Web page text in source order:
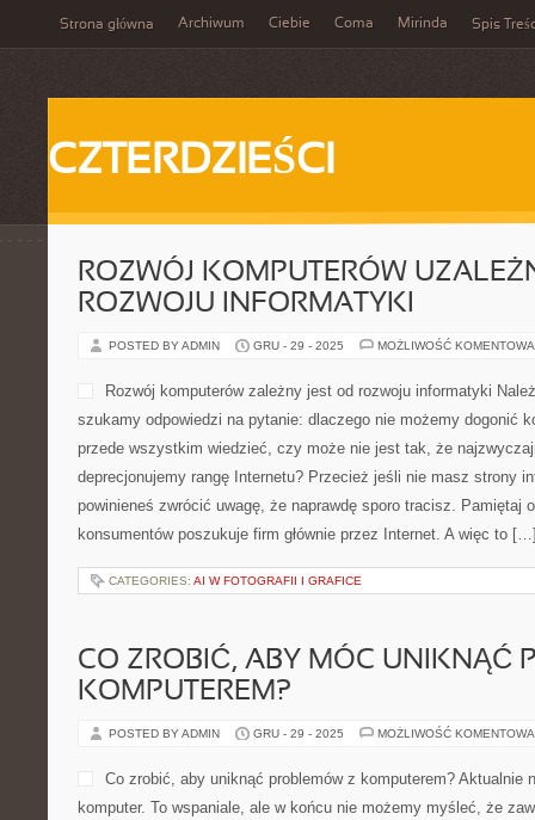
Strona główna Archiwum Ciebie Coma Mirinda Spis
CZTERDZIEŚCI
ROZWÓJ KOMPUTERÓW
ROZWOJU INFORMATYKI
POSTED BY ADMIN GRU - 29 - 2025 MOŻLIWOŚĆ
Rozwój komputerów zależny jest od rozwoju informatyki
szukamy odpowiedzi na pytanie: dlaczego nie możemy dogonić
przede wszystkim wiedzieć, czy może nie jest tak, że
deprecjonujemy rangę Internetu? Przecież jeśli nie masz strony
powinieneś zwrócić uwagę, że naprawdę sporo tracisz. Pamiętaj
konsumentów poszukuje firm głównie przez Internet. A więc to
CATEGORIES: AI W FOTOGRAFII I GRAFICE
CO ZROBIĆ, ABY MÓC UNIKNĄĆ
KOMPUTEREM?
POSTED BY ADMIN GRU - 29 - 2025 MOŻLIWOŚĆ
Co zrobić, aby uniknąć problemów z komputerem? Aktualnie
komputer. To wspaniale, ale w końcu nie możemy myśleć, że